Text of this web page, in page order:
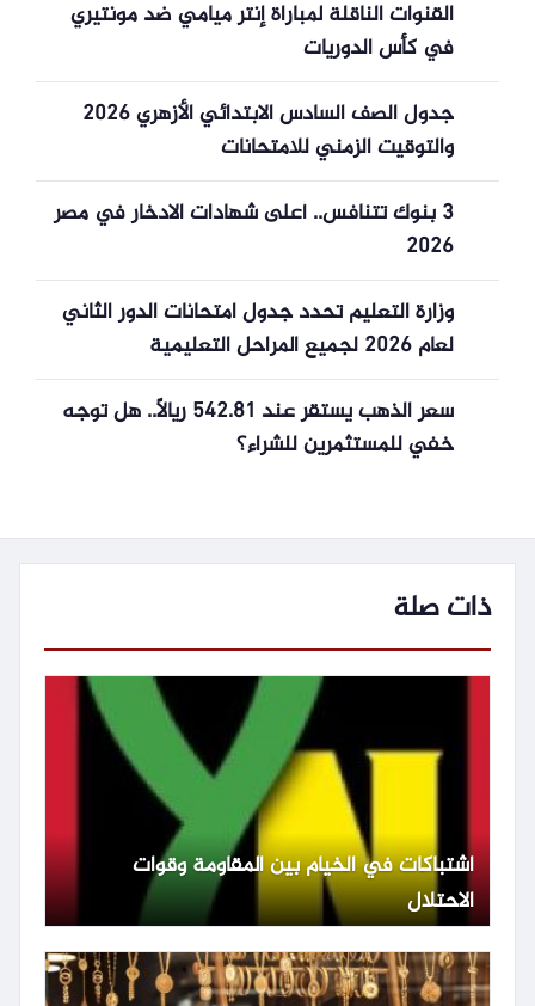
القنوات الناقلة لمباراة إنتر ميامي ضد مونتيري
في كأس الدوريات
جدول الصف السادس الابتدائي الأزهري 2026
والتوقيت الزمني للامتحانات
3 بنوك تتنافس.. أعلى شهادات الادخار في مصر
2026
وزارة التعليم تحدد جدول امتحانات الدور الثاني
لعام 2026 لجميع المراحل التعليمية
سعر الذهب يستقر عند 542.81 ريالاً.. هل توجه
خفي للمستثمرين للشراء؟
ذات صلة
اشتباكات في الخيام بين المقاومة وقوات
الاحتلال